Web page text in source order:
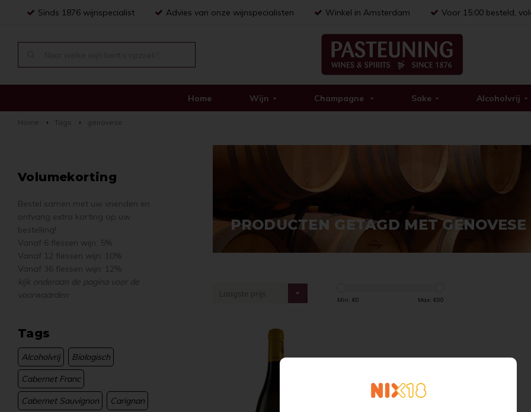
Sinds 1876 wijnspecialist Advies van onze wijnspecialisten Winkel in Amsterdam Voor 15:00 besteld,
Home Wijn Champagne Sake Alcoholvrij
Home Tags genovese
Volumekorting
Bestel samen met uw vrienden en
ontvang extra korting op uw
bestelling!
Vanaf 6 flessen wijn: 5%
Vanaf 12 flessen wijn: 10%
Vanaf 36 flessen wijn: 12%
kijk onderaan de pagina voor de
voorwaarden
Tags
Alcoholvrij Biologisch
Cabernet Franc
Cabernet Sauvignon Carignan
PRODUCTEN GETAGD MET GENOVESE
Laagste prijs
Min: €0 Max: €90